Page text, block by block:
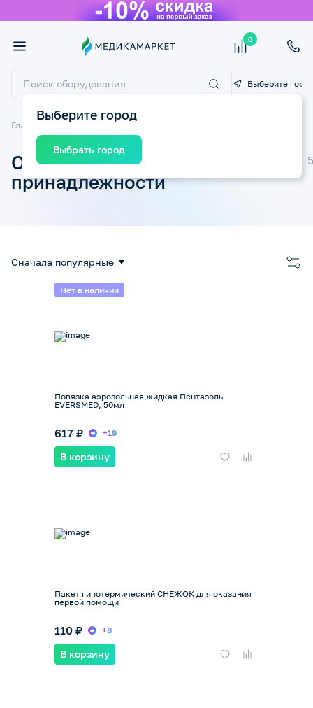
0
Выберите город
Выберите город
Выбрать город
Главная Спорт и фитнес
Охлаждающие
принадлежности
Сначала популярные
Нет в наличии
Повязка аэрозольная жидкая Пентазоль
EVERSMED, 50мл
617 ₽ +19
В корзину
Пакет гипотермический СНЕЖОК для оказания
первой помощи
110 ₽ +8
В корзину